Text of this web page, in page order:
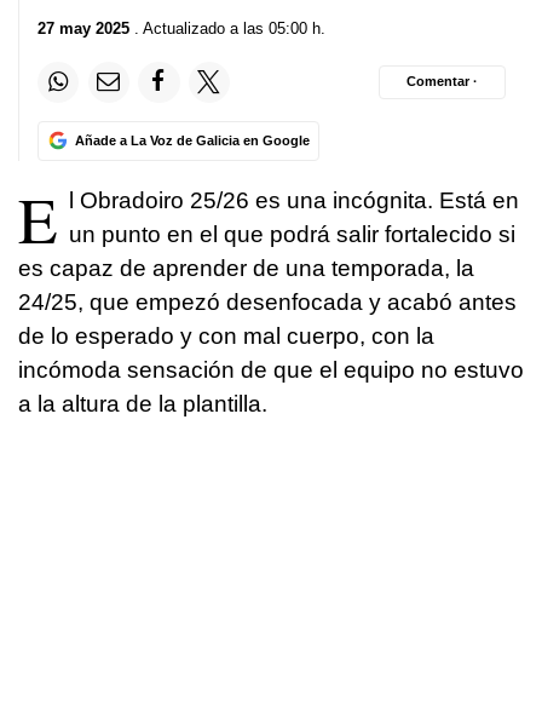
27 may 2025 . Actualizado a las 05:00 h.
Añade a La Voz de Galicia en Google
Comentar ·
E l Obradoiro 25/26 es una incógnita. Está en
un punto en el que podrá salir fortalecido si
es capaz de aprender de una temporada, la
24/25, que empezó desenfocada y acabó antes
de lo esperado y con mal cuerpo, con la
incómoda sensación de que el equipo no estuvo
a la altura de la plantilla.